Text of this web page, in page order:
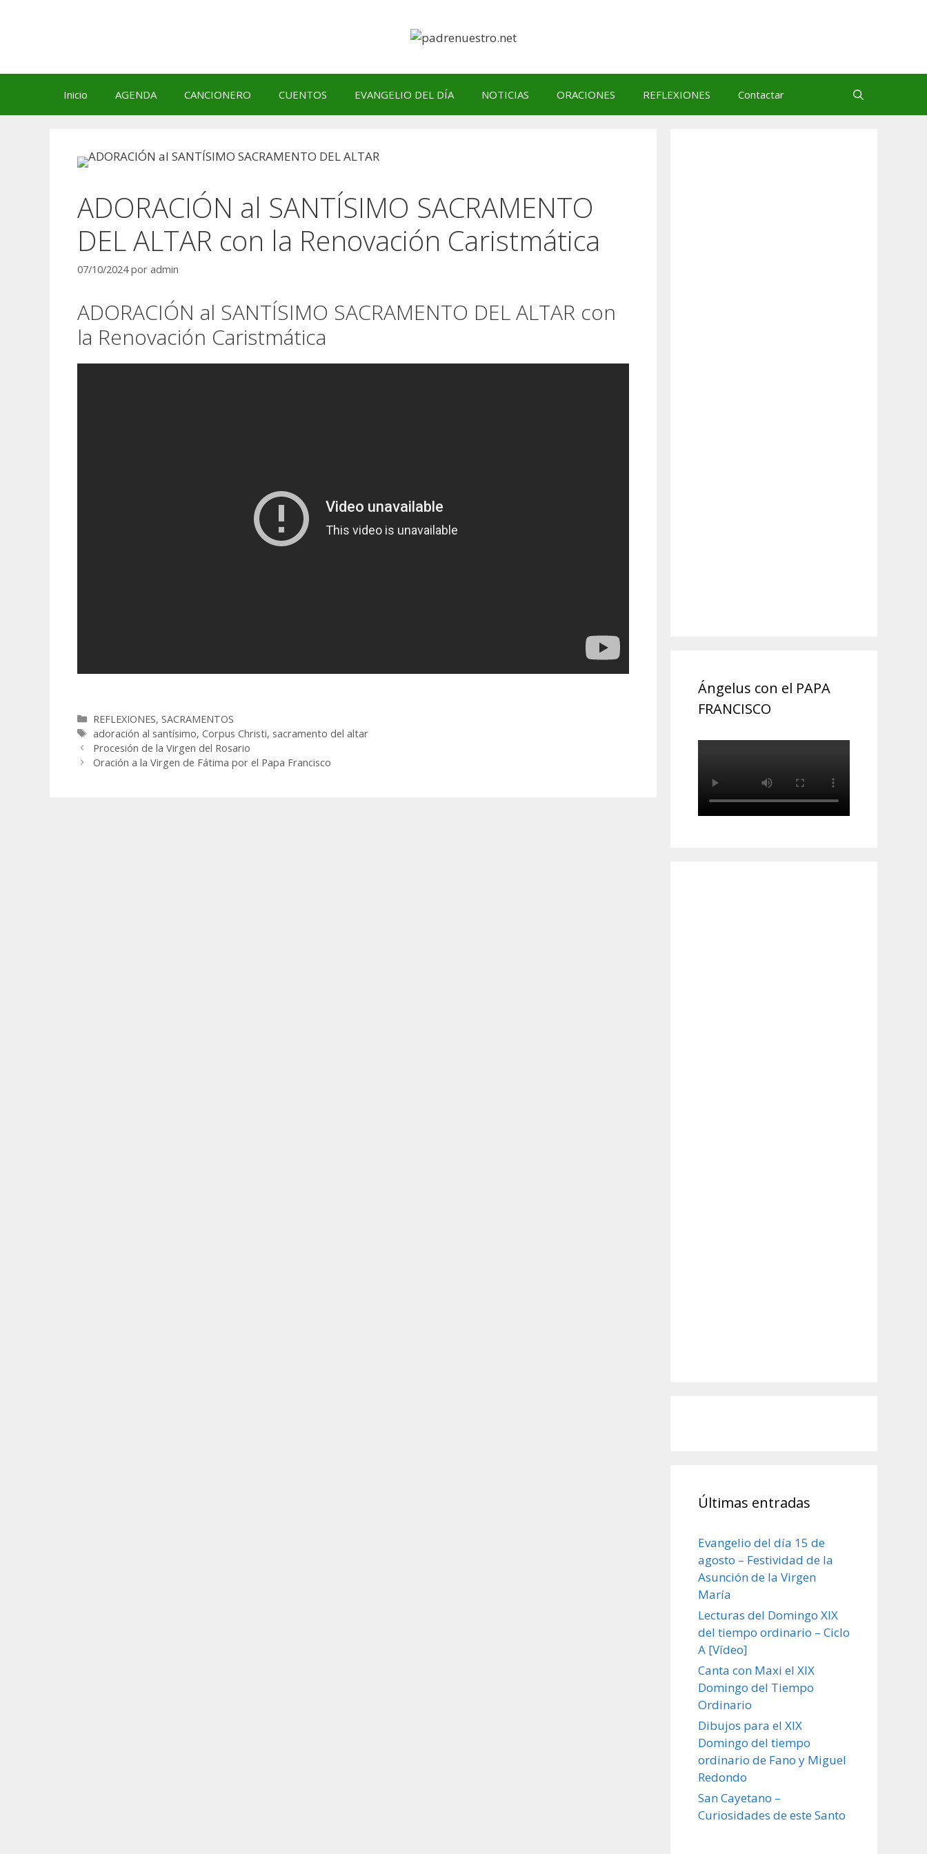
Inicio AGENDA CANCIONERO CUENTOS EVANGELIO DEL DÍA NOTICIAS ORACIONES REFLEXIONES Contactar
ADORACIÓN al SANTÍSIMO SACRAMENTO
DEL ALTAR con la Renovación Caristmática
07/10/2024 por admin
ADORACIÓN al SANTÍSIMO SACRAMENTO DEL ALTAR con
la Renovación Caristmática
Categorías
REFLEXIONES,SACRAMENTOS
Etiquetas
adoración al santísimo,Corpus Christi, sacramento del altar
Procesión de la Virgen del Rosario
Oración a la Virgen de Fátima por el Papa Francisco
Ángelus con el PAPA
FRANCISCO
Últimas entradas
Evangelio del día 15 de
agosto – Festividad de la
Asunción de la Virgen
María
Lecturas del Domingo XIX
del tiempo ordinario – Ciclo
A [Vídeo]
Canta con Maxi el XIX
Domingo del Tiempo
Ordinario
Dibujos para el XIX
Domingo del tiempo
ordinario de Fano y Miguel
Redondo
San Cayetano –
Curiosidades de este Santo